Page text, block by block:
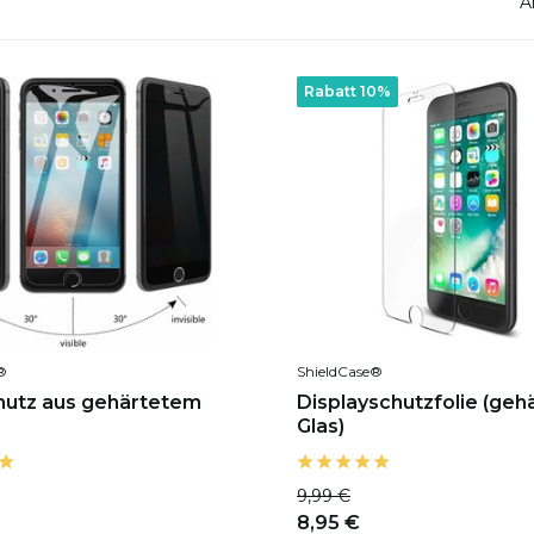
aus gehärtetem
Rabatt 10%
ShieldCase®
Displayschutzfolie
Glas)
9,99 €
8,95 €